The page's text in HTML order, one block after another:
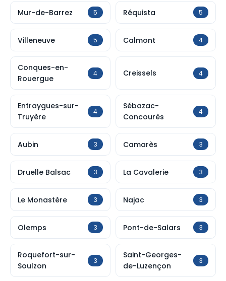
Mur-de-Barrez 5 Réquista 5
Villeneuve 5 Calmont 4
Conques-en-
Rouergue
4 Creissels 4
Entraygues-sur-
Truyère
4
Sébazac-
Concourès
4
Aubin 3 Camarès 3
Druelle Balsac 3 La Cavalerie 3
Le Monastère 3 Najac 3
Olemps 3 Pont-de-Salars 3
Roquefort-sur-
Soulzon
3
Saint-Georges-
de-Luzençon
3